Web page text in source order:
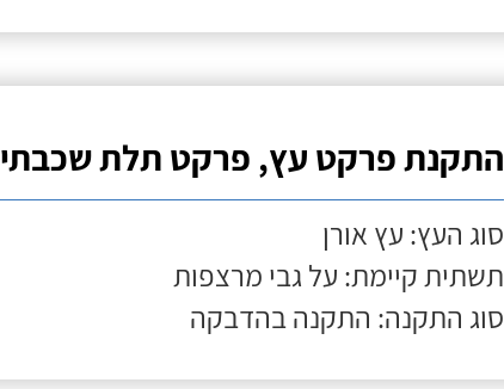
התקנת פרקט עץ, פרקט תלת שכבתי
סוג העץ: עץ אורן
תשתית קיימת: על גבי מרצפות
סוג התקנה: התקנה בהדבקה